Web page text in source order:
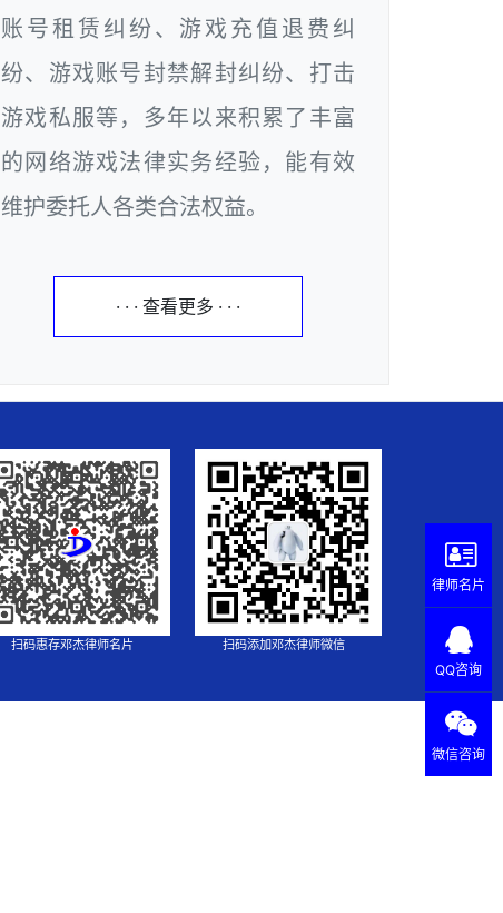
账号租赁纠纷、游戏充值退费纠
纷、游戏账号封禁解封纠纷、打击
游戏私服等，多年以来积累了丰富
的网络游戏法律实务经验，能有效
维护委托人各类合法权益。
· · · 查看更多 · · ·
扫码惠存邓杰律师名片 扫码添加邓杰律师微信
律师名片
QQ咨询
微信咨询